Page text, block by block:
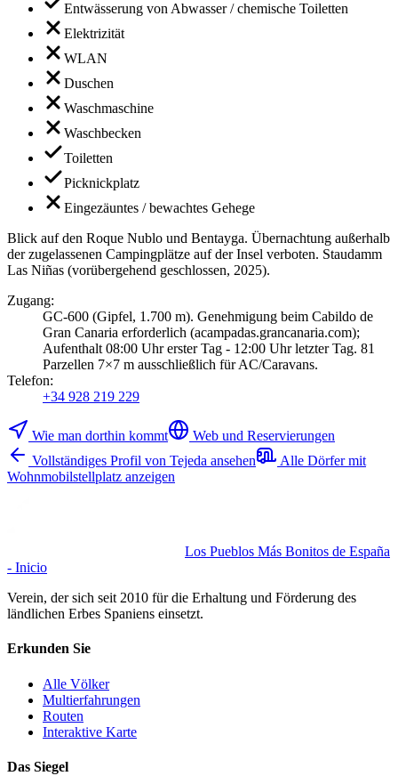
Entwässerung von Abwasser / chemische Toiletten
Elektrizität
WLAN
Duschen
Waschmaschine
Waschbecken
Toiletten
Picknickplatz
Eingezäuntes / bewachtes Gehege
Blick auf den Roque Nublo und Bentayga. Übernachtung außerhalb
der zugelassenen Campingplätze auf der Insel verboten. Staudamm
Las Niñas (vorübergehend geschlossen, 2025).
Zugang:
GC-600 (Gipfel, 1.700 m). Genehmigung beim Cabildo de
Gran Canaria erforderlich (acampadas.grancanaria.com);
Aufenthalt 08:00 Uhr erster Tag - 12:00 Uhr letzter Tag. 81
Parzellen 7×7 m ausschließlich für AC/Caravans.
Telefon:
+34 928 219 229
Wie man dorthin kommt
Web und Reservierungen
Vollständiges Profil von Tejeda ansehen
Alle Dörfer mit
Wohnmobilstellplatz anzeigen
Los Pueblos Más Bonitos de España
- Inicio
Verein, der sich seit 2010 für die Erhaltung und Förderung des
ländlichen Erbes Spaniens einsetzt.
Erkunden Sie
Alle Völker
Multierfahrungen
Routen
Interaktive Karte
Das Siegel